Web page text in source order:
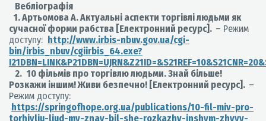
Вебліографія
1. Артьомова А. Актуальні аспекти торгівлі людьми як
сучасної форми рабства [Електронний ресурс]. – Режим
доступу: http://www.irbis-nbuv.gov.ua/cgi-
bin/irbis_nbuv/cgiirbis_64.exe?
2. 10 фільмів про торгівлю людьми. Знай більше!
Розкажи іншим! Живи безпечно! [Електронний ресурс]. –
Режим доступу:
https://springofhope.org.ua/publications/10-fil-miv-pro-
torhivliu-liud-my-znay-bil-she-rozkazhy-inshym-zhyvy-